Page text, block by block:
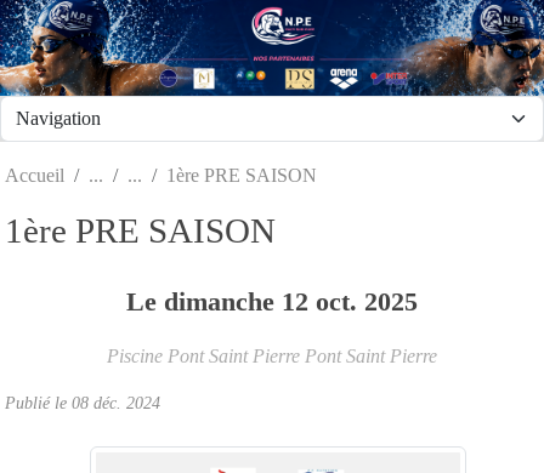
Accueil 1ère PRE SAISON
1ère PRE SAISON
Le dimanche 12 oct. 2025
Piscine Pont Saint Pierre Pont Saint Pierre
Publié le 08 déc. 2024
Panneau de gestion des cookies